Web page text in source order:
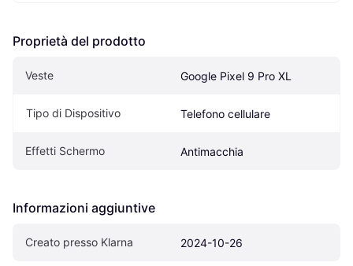
Proprietà del prodotto
Veste Google Pixel 9 Pro XL
Tipo di Dispositivo Telefono cellulare
Effetti Schermo Antimacchia
Informazioni aggiuntive
Creato presso Klarna 2024-10-26